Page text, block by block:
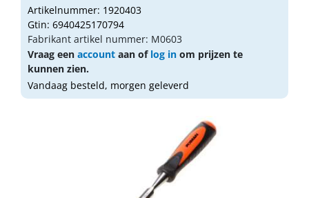
Artikelnummer: 1920403
Gtin: 6940425170794
Fabrikant artikel nummer: M0603
Vraag een account aan of log in om prijzen te
kunnen zien.
Vandaag besteld, morgen geleverd